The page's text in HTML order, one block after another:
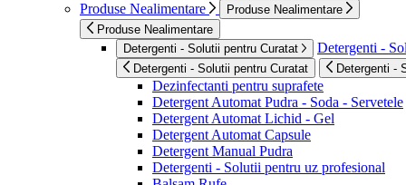
Produse Nealimentare
Produse Nealimentare
Produse Nealimentare
Detergenti - Solutii pentru Curatat
Detergenti -
Detergenti - Solutii pentru Curatat Detergenti -
Dezinfectanti pentru suprafete
Detergent Automat Pudra - Soda - Servetele
Detergent Automat Lichid - Gel
Detergent Automat Capsule
Detergent Manual Pudra
Detergenti - Solutii pentru uz profesional